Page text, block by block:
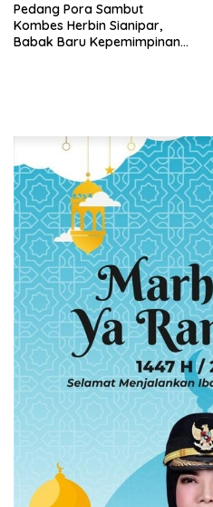
Pedang Pora Sambut
Kombes Herbin Sianipar,
Babak Baru Kepemimpinan